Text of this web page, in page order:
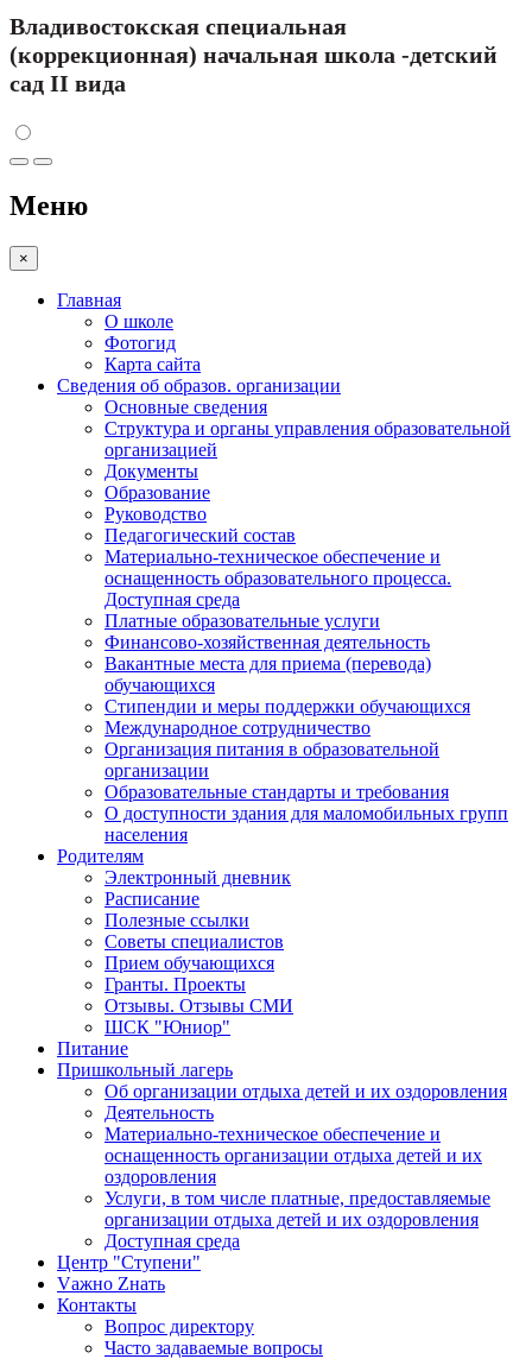
Владивостокская специальная
(коррекционная) начальная школа -детский
сад II вида
Меню
×
Главная
О школе
Фотогид
Карта сайта
Сведения об образов. организации
Основные сведения
Структура и органы управления образовательной
организацией
Документы
Образование
Руководство
Педагогический состав
Материально-техническое обеспечение и
оснащенность образовательного процесса.
Доступная среда
Платные образовательные услуги
Финансово-хозяйственная деятельность
Вакантные места для приема (перевода)
обучающихся
Стипендии и меры поддержки обучающихся
Международное сотрудничество
Организация питания в образовательной
организации
Образовательные стандарты и требования
О доступности здания для маломобильных групп
населения
Родителям
Электронный дневник
Расписание
Полезные ссылки
Советы специалистов
Прием обучающихся
Гранты. Проекты
Отзывы. Отзывы СМИ
ШСК "Юниор"
Питание
Пришкольный лагерь
Об организации отдыха детей и их оздоровления
Деятельность
Материально-техническое обеспечение и
оснащенность организации отдыха детей и их
оздоровления
Услуги, в том числе платные, предоставляемые
организации отдыха детей и их оздоровления
Доступная среда
Центр "Ступени"
Vажно Zнать
Контакты
Вопрос директору
Часто задаваемые вопросы